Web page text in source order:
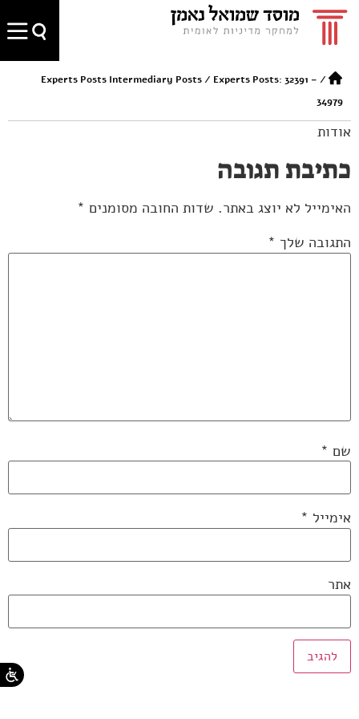
/
Experts Posts Intermediary Posts/ Experts Posts: 32391 –
34979
אודות
כתיבת תגובה
האימייל לא יוצג באתר. שדות החובה מסומנים *
התגובה שלך *
שם *
אימייל *
אתר